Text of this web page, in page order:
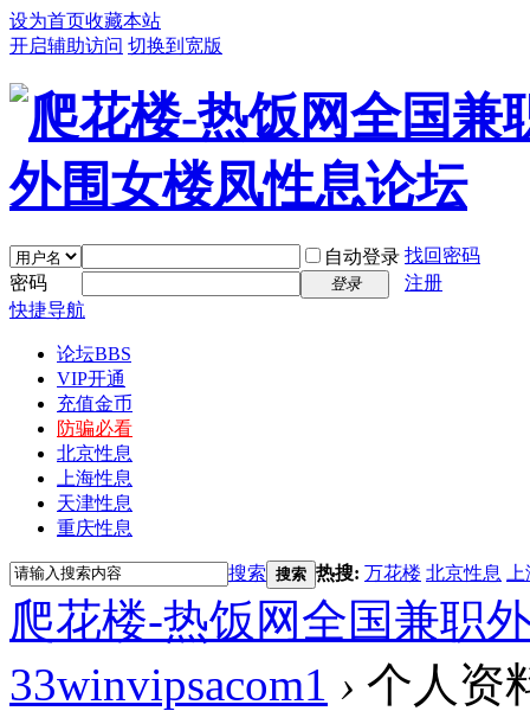
设为首页收藏本站
开启辅助访问 切换到宽版
自动登录 找回密码
密码
登录
注册
快捷导航
论坛BBS
VIP开通
充值金币
防骗必看
北京性息
上海性息
天津性息
重庆性息
搜索 搜索 热搜: 万花楼 北京性息
爬花楼-热饭网全国兼职
33winvipsacom1 › 个人资